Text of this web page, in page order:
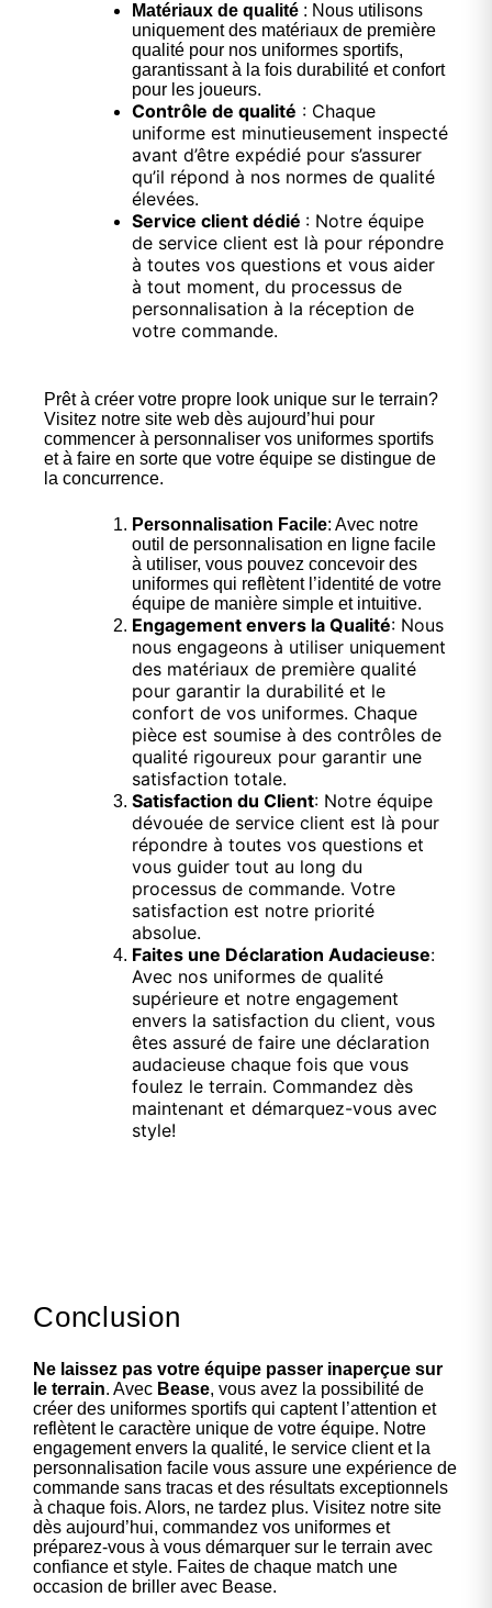
Matériaux de qualité : Nous utilisons
uniquement des matériaux de première
qualité pour nos uniformes sportifs,
garantissant à la fois durabilité et confort
pour les joueurs.
Contrôle de qualité : Chaque
uniforme est minutieusement inspecté
avant d’être expédié pour s’assurer
qu’il répond à nos normes de qualité
élevées.
Service client dédié : Notre équipe
de service client est là pour répondre
à toutes vos questions et vous aider
à tout moment, du processus de
personnalisation à la réception de
votre commande.
Prêt à créer votre propre look unique sur le terrain?
Visitez notre site web dès aujourd’hui pour
commencer à personnaliser vos uniformes sportifs
et à faire en sorte que votre équipe se distingue de
la concurrence.
Personnalisation Facile: Avec notre
outil de personnalisation en ligne facile
à utiliser, vous pouvez concevoir des
uniformes qui reflètent l’identité de votre
équipe de manière simple et intuitive.
Engagement envers la Qualité: Nous
nous engageons à utiliser uniquement
des matériaux de première qualité
pour garantir la durabilité et le
confort de vos uniformes. Chaque
pièce est soumise à des contrôles de
qualité rigoureux pour garantir une
satisfaction totale.
Satisfaction du Client: Notre équipe
dévouée de service client est là pour
répondre à toutes vos questions et
vous guider tout au long du
processus de commande. Votre
satisfaction est notre priorité
absolue.
Faites une Déclaration Audacieuse:
Avec nos uniformes de qualité
supérieure et notre engagement
envers la satisfaction du client, vous
êtes assuré de faire une déclaration
audacieuse chaque fois que vous
foulez le terrain. Commandez dès
maintenant et démarquez-vous avec
style!
Conclusion
Ne laissez pas votre équipe passer inaperçue sur
le terrain. Avec Bease, vous avez la possibilité de
créer des uniformes sportifs qui captent l’attention et
reflètent le caractère unique de votre équipe. Notre
engagement envers la qualité, le service client et la
personnalisation facile vous assure une expérience de
commande sans tracas et des résultats exceptionnels
à chaque fois. Alors, ne tardez plus. Visitez notre site
dès aujourd’hui, commandez vos uniformes et
préparez-vous à vous démarquer sur le terrain avec
confiance et style. Faites de chaque match une
occasion de briller avec Bease.